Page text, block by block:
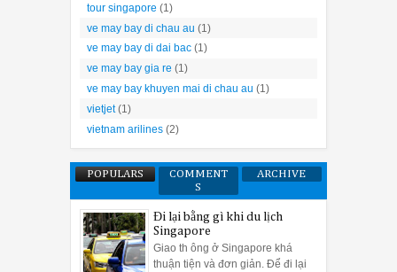
tour singapore (1)
ve may bay di chau au (1)
ve may bay di dai bac (1)
ve may bay gia re (1)
ve may bay khuyen mai di chau au (1)
vietjet (1)
vietnam arilines (2)
POPULARS
COMMENT
S
ARCHIVE
Đi lại bằng gì khi du lịch
Singapore
Giao th ông ở Singapore khá
thuận tiện và đơn giản. Để đi lại